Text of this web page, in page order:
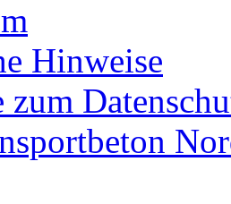
Hinweise
zum